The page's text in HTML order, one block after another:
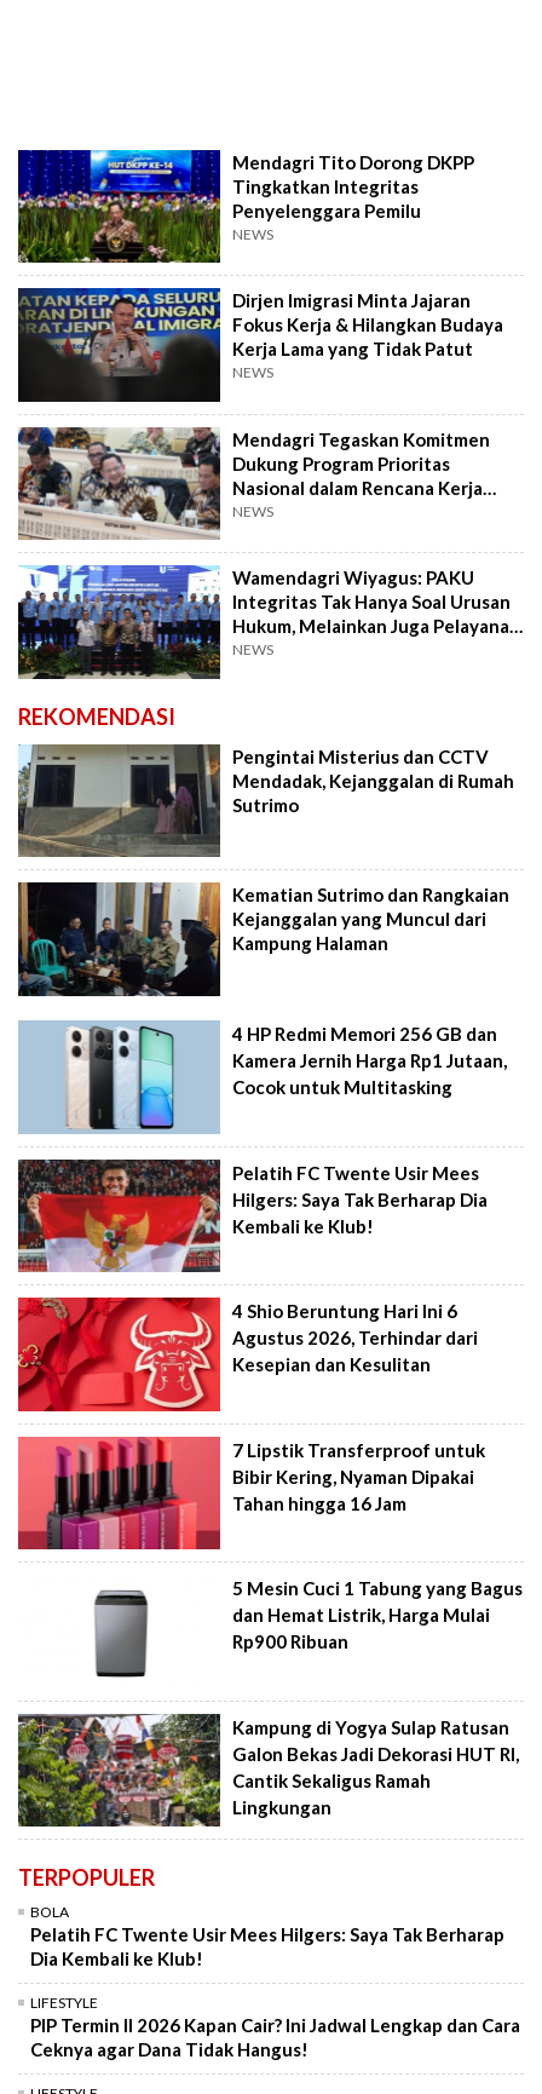
Mendagri Tito Dorong DKPP
Tingkatkan Integritas
Penyelenggara Pemilu
NEWS
Dirjen Imigrasi Minta Jajaran
Fokus Kerja & Hilangkan Budaya
Kerja Lama yang Tidak Patut
NEWS
Mendagri Tegaskan Komitmen
Dukung Program Prioritas
Nasional dalam Rencana Kerja
2027
NEWS
Wamendagri Wiyagus: PAKU
Integritas Tak Hanya Soal Urusan
Hukum, Melainkan Juga Pelayanan
Publik
NEWS
REKOMENDASI
Pengintai Misterius dan CCTV
Mendadak, Kejanggalan di Rumah
Sutrimo
Kematian Sutrimo dan Rangkaian
Kejanggalan yang Muncul dari
Kampung Halaman
4 HP Redmi Memori 256 GB dan
Kamera Jernih Harga Rp1 Jutaan,
Cocok untuk Multitasking
Pelatih FC Twente Usir Mees
Hilgers: Saya Tak Berharap Dia
Kembali ke Klub!
4 Shio Beruntung Hari Ini 6
Agustus 2026, Terhindar dari
Kesepian dan Kesulitan
7 Lipstik Transferproof untuk
Bibir Kering, Nyaman Dipakai
Tahan hingga 16 Jam
5 Mesin Cuci 1 Tabung yang Bagus
dan Hemat Listrik, Harga Mulai
Rp900 Ribuan
Kampung di Yogya Sulap Ratusan
Galon Bekas Jadi Dekorasi HUT RI,
Cantik Sekaligus Ramah
Lingkungan
TERPOPULER
BOLA
Pelatih FC Twente Usir Mees Hilgers: Saya Tak Berharap
Dia Kembali ke Klub!
LIFESTYLE
PIP Termin II 2026 Kapan Cair? Ini Jadwal Lengkap dan Cara
Ceknya agar Dana Tidak Hangus!